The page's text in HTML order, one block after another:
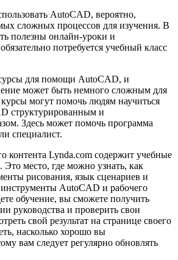
AutoCAD, вероятно,
сложных процессов для изучения. В
полезны онлайн-уроки и
потребуется учебный класс
для помощи AutoCAD, и
может быть немного сложным для
могут помочь людям научиться
структурированным и
Здесь может помочь программа
специалист.
контента Lynda.com содержит учебные
место, где можно узнать, как
рисования, язык сценариев и
AutoCAD и рабочего
обучение, вы сможете получить
руководства и проверить свои
свой результат на странице своего
насколько хорошо вы
вам следует регулярно обновлять